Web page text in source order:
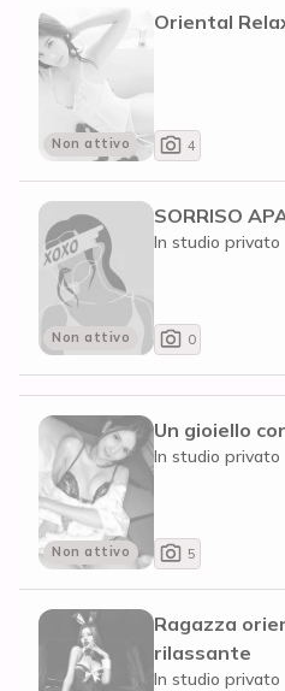
Non attivo
Oriental
4
Non attivo
SORRISO
In studio privato
0
Non attivo
Un gioiello
In studio privato
5
Ragazza
rilassante
In studio privato